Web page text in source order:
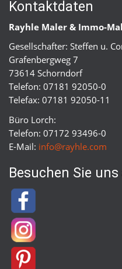
Kontaktdaten
Rayhle Maler & Immo-
Gesellschafter: Steffen u.
Grafenbergweg 7
73614 Schorndorf
Telefon: 07181 92050-0
Telefax: 07181 92050-11
Büro Lorch:
Telefon: 07172 93496-0
E-Mail: info@rayhle.com
Besuchen Sie